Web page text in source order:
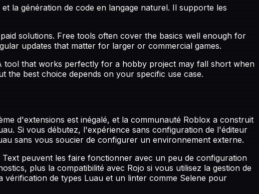
la génération de code en langage naturel. Il supporte les
solutions. Free tools often cover the basics well enough for
updates that matter for larger or commercial games.
tool that works perfectly for a hobby project may fall short when
the best choice depends on your specific use case.
d'extensions est inégalé, et la communauté Roblox a construit
Si vous débutez, l'expérience sans configuration de l'éditeur
sans vous soucier de configurer un environnement externe.
peuvent les faire fonctionner avec un peu de configuration
plus la compatibilité avec Rojo si vous utilisez la gestion de
de types Luau et un linter comme Selene pour